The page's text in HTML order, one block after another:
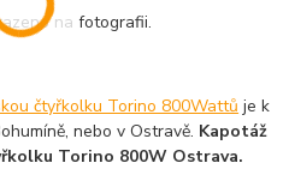
na fotografii.
čtyřkolku Torino 800Wattů je k
nebo v Ostravě. Kapotáž
Torino 800W Ostrava.